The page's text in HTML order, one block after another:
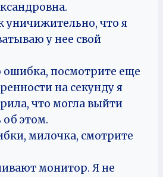
уничижительно, что я
у нее свой
посмотрите еще
на секунду я
что могла выйти
этом.
милочка, смотрите
монитор. Я не